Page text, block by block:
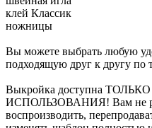
клей Классик
ножницы
Вы можете выбрать любую
подходящую друг к другу по
Выкройка доступна
ИСПОЛЬЗОВАНИЯ! Вам не
воспроизводить,